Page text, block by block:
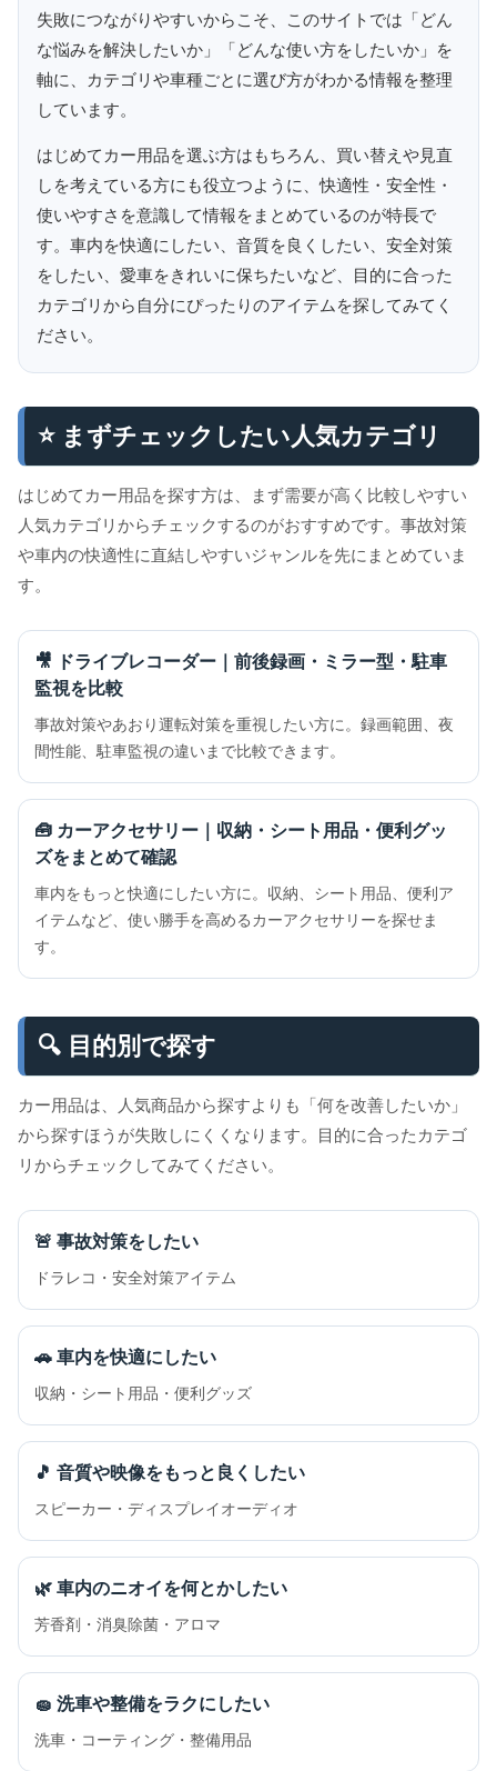
失敗につながりやすいからこそ、このサイトでは「どん
な悩みを解決したいか」「どんな使い方をしたいか」を
軸に、カテゴリや車種ごとに選び方がわかる情報を整理
しています。
はじめてカー用品を選ぶ方はもちろん、買い替えや見直
しを考えている方にも役立つように、快適性・安全性・
使いやすさを意識して情報をまとめているのが特長で
す。車内を快適にしたい、音質を良くしたい、安全対策
をしたい、愛車をきれいに保ちたいなど、目的に合った
カテゴリから自分にぴったりのアイテムを探してみてく
ださい。
⭐ まずチェックしたい人気カテゴリ
はじめてカー用品を探す方は、まず需要が高く比較しやすい
人気カテゴリからチェックするのがおすすめです。事故対策
や車内の快適性に直結しやすいジャンルを先にまとめていま
す。
🎥 ドライブレコーダー｜前後録画・ミラー型・駐車
監視を比較
事故対策やあおり運転対策を重視したい方に。録画範囲、夜
間性能、駐車監視の違いまで比較できます。
🧰 カーアクセサリー｜収納・シート用品・便利グッ
ズをまとめて確認
車内をもっと快適にしたい方に。収納、シート用品、便利ア
イテムなど、使い勝手を高めるカーアクセサリーを探せま
す。
🔍 目的別で探す
カー用品は、人気商品から探すよりも「何を改善したいか」
から探すほうが失敗しにくくなります。目的に合ったカテゴ
リからチェックしてみてください。
🚨 事故対策をしたい
ドラレコ・安全対策アイテム
🚗 車内を快適にしたい
収納・シート用品・便利グッズ
🎵 音質や映像をもっと良くしたい
スピーカー・ディスプレイオーディオ
🌿 車内のニオイを何とかしたい
芳香剤・消臭除菌・アロマ
🧽 洗車や整備をラクにしたい
洗車・コーティング・整備用品